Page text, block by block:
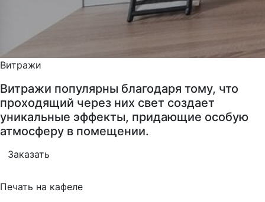
Витражи
Витражи популярны благодаря тому, что
проходящий через них свет создает
уникальные эффекты, придающие особую
атмосферу в помещении.
Заказать
Печать на кафеле